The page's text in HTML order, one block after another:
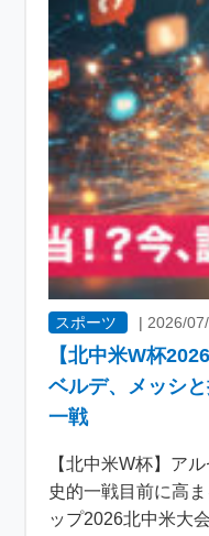
スポーツ |2026/
【北中米W杯
ベルデ、メッシ
一戦
【北中米W杯】ア
史的一戦目前に高
ップ2026北中米大